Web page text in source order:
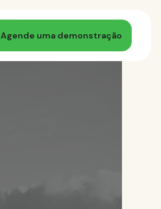
Agende uma demonstração